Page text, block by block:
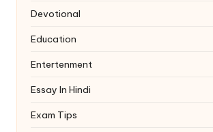
Devotional
Education
Entertenment
Essay In Hindi
Exam Tips